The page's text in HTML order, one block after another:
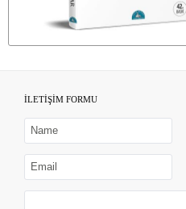
İLETİŞİM FORMU